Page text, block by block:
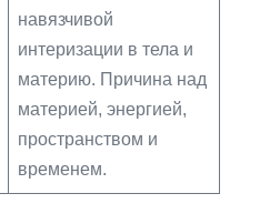
навязчивой
интеризации в тела и
материю. Причина над
материей, энергией,
пространством и
временем.